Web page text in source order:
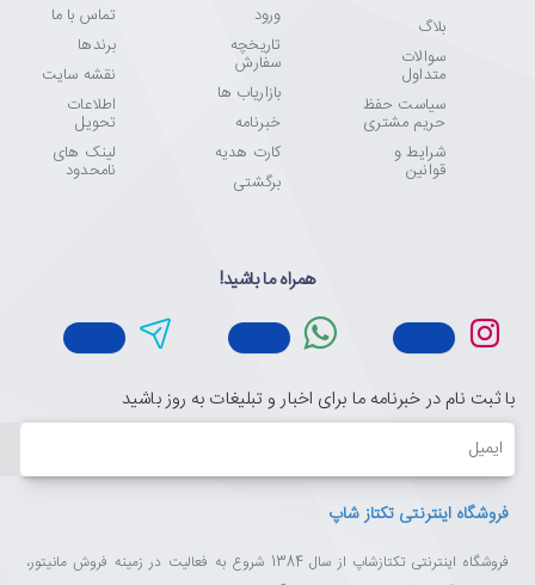
بلاگ
سوالات
متداول
سیاست حفظ
حریم مشتری
شرایط و
قوانین
ورود
تاریخچه
سفارش
بازاریاب ها
خبرنامه
کارت هدیه
برگشتی
تماس با ما
برندها
نقشه سایت
اطلاعات
تحویل
لینک های
نامحدود
همراه ما باشید!
با ثبت نام در خبرنامه ما برای اخبار و تبلیغات به روز باشید
ایمیل
فروشگاه اینترنتی تکتاز شاپ
فروشگاه اینترنتی تکتازشاپ از سال 1384 شروع به فعالیت در زمینه فروش مانیتور،